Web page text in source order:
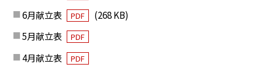
6月献立表
PDF
(268 KB)
5月献立表
PDF
4月献立表 PDF